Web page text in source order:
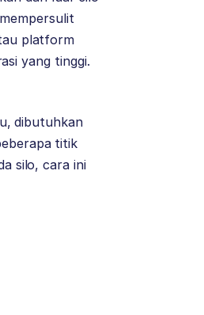
platform
yang tinggi.
dibutuhkan
titik
silo, cara ini